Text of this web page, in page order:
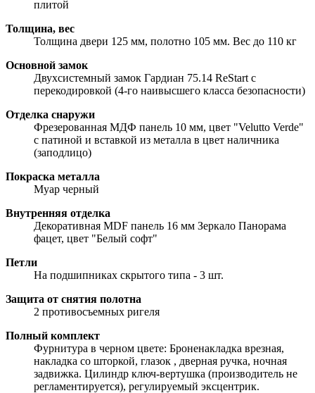
плитой
Толщина, вес
Толщина двери 125 мм, полотно 105 мм. Вес до 110 кг
Основной замок
Двухсистемный замок Гардиан 75.14 ReStart с
перекодировкой (4-го наивысшего класса безопасности)
Отделка снаружи
Фрезерованная МДФ панель 10 мм, цвет "Velutto Verde"
с патиной и вставкой из металла в цвет наличника
(заподлицо)
Покраска металла
Муар черный
Внутренняя отделка
Декоративная MDF панель 16 мм Зеркало Панорама
фацет, цвет "Белый софт"
Петли
На подшипниках скрытого типа - 3 шт.
Защита от снятия полотна
2 противосъемных ригеля
Полный комплект
Фурнитура в черном цвете: Броненакладка врезная,
накладка со шторкой, глазок , дверная ручка, ночная
задвижка. Цилиндр ключ-вертушка (производитель не
регламентируется), регулируемый эксцентрик.